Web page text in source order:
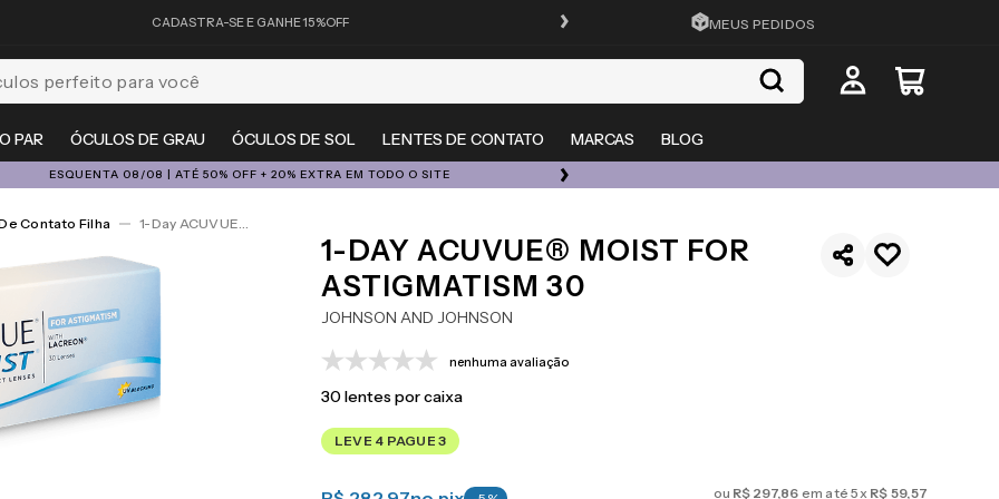
CADASTRA-SE E GANHE 15%OFF FRETE GRÁTIS EM TODO O SITE
MEUS PEDIDOS
PAR ÓCULOS DE GRAU ÓCULOS DE SOL LENTES DE CONTATO MARCAS BLOG
para você
ESQUENTA 08/08 | ATÉ 50% OFF + 20% EXTRA EM TODO O SITE ÓCULOS DE GRAU, SOL E LENTES COM ATÉ 50% OFF + 20% EXTRA
Contato Filha 1-Day ACUVUE® Moist For Astigmatism 30
1-DAY ACUVUE® MOIST FOR
ASTIGMATISM 30
JOHNSON AND JOHNSON
nenhuma avaliação
30lentes por caixa
LEVE 4 PAGUE 3
ou R$ 297,86 em até5x R$ 59,57